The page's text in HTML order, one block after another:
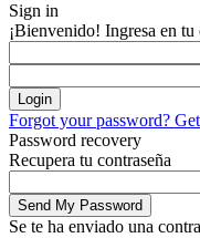
Sign in
¡Bienvenido! Ingresa en tu
Forgot your password?
Password recovery
Recupera tu contraseña
Se te ha enviado una